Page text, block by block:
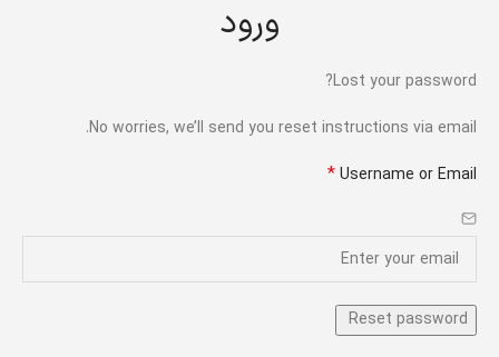
ورود
Lost your password?
No worries, we’ll send you reset instructions via email.
Username or Email
*